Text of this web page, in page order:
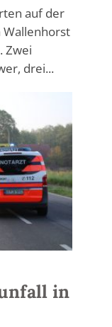
auf der
Wallenhorst
Zwei
drei...
in